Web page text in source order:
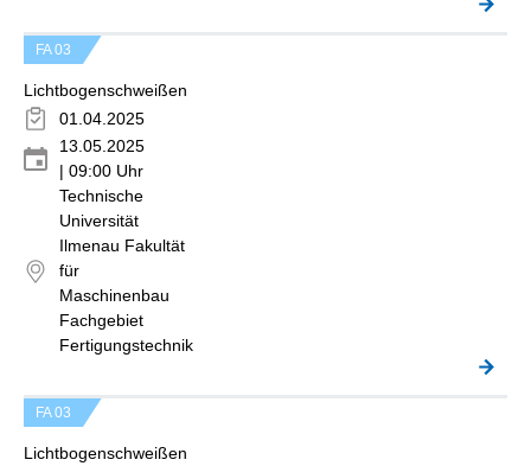
FA 03
Lichtbogenschweißen
01.04.2025
13.05.2025
| 09:00 Uhr
Technische
Universität
Ilmenau Fakultät
für
Maschinenbau
Fachgebiet
Fertigungstechnik
FA 03
Lichtbogenschweißen